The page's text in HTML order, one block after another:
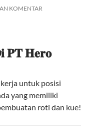
KOMENTAR
𝐏𝐓 𝐇𝐞𝐫𝐨
untuk posisi
yang memiliki
roti dan kue!